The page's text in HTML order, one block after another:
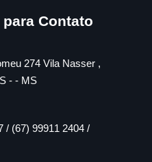
Contato
274 Vila Nasser ,
- - MS
/ (67) 99911 2404 /